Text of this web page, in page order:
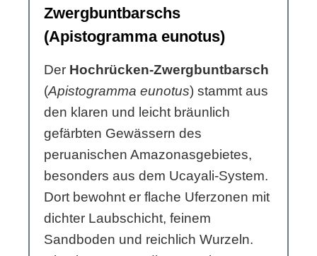
Zwergbuntbarschs
(Apistogramma eunotus)
Der Hochrücken-Zwergbuntbarsch
(Apistogramma eunotus) stammt aus
den klaren und leicht bräunlich
gefärbten Gewässern des
peruanischen Amazonasgebietes,
besonders aus dem Ucayali-System.
Dort bewohnt er flache Uferzonen mit
dichter Laubschicht, feinem
Sandboden und reichlich Wurzeln.